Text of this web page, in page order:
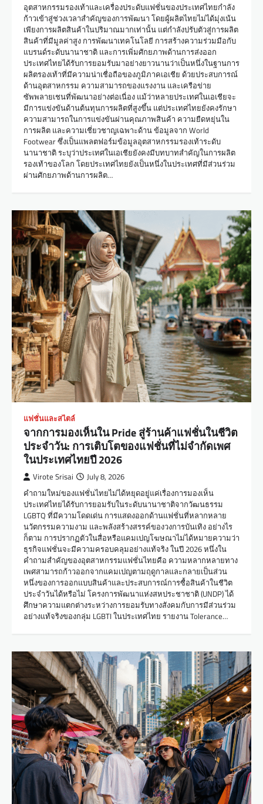
อุตสาหกรรมรองเท้าและเครื่องประดับแฟชั่นของประเทศไทยกำลัง
ก้าวเข้าสู่ช่วงเวลาสำคัญของการพัฒนา โดยผู้ผลิตไทยไม่ได้มุ่งเน้น
เพียงการผลิตสินค้าในปริมาณมากเท่านั้น แต่กำลังปรับตัวสู่การผลิต
สินค้าที่มีมูลค่าสูง การพัฒนาเทคโนโลยี การสร้างความร่วมมือกับ
แบรนด์ระดับนานาชาติ และการเพิ่มศักยภาพด้านการส่งออก
ประเทศไทยได้รับการยอมรับมาอย่างยาวนานว่าเป็นหนึ่งในฐานการ
ผลิตรองเท้าที่มีความน่าเชื่อถือของภูมิภาคเอเชีย ด้วยประสบการณ์
ด้านอุตสาหกรรม ความสามารถของแรงงาน และเครือข่าย
ซัพพลายเชนที่พัฒนาอย่างต่อเนื่อง แม้ว่าหลายประเทศในเอเชียจะ
มีการแข่งขันด้านต้นทุนการผลิตที่สูงขึ้น แต่ประเทศไทยยังคงรักษา
ความสามารถในการแข่งขันผ่านคุณภาพสินค้า ความยืดหยุ่นใน
การผลิต และความเชี่ยวชาญเฉพาะด้าน ข้อมูลจาก World
Footwear ซึ่งเป็นแพลตฟอร์มข้อมูลอุตสาหกรรมรองเท้าระดับ
นานาชาติ ระบุว่าประเทศในเอเชียยังคงมีบทบาทสำคัญในการผลิต
รองเท้าของโลก โดยประเทศไทยยังเป็นหนึ่งในประเทศที่มีส่วนร่วม
ผ่านศักยภาพด้านการผลิต…
แฟชั่นและสไตล์
จากการมองเห็นใน Pride สู่ร้านค้าแฟชั่นในชีวิต
ประจำวัน: การเติบโตของแฟชั่นที่ไม่จำกัดเพศ
ในประเทศไทยปี 2026
Virote Srisai July 8, 2026
คำถามใหม่ของแฟชั่นไทยไม่ได้หยุดอยู่แค่เรื่องการมองเห็น
ประเทศไทยได้รับการยอมรับในระดับนานาชาติจากวัฒนธรรม
LGBTQ ที่มีความโดดเด่น การแสดงออกด้านแฟชั่นที่หลากหลาย
นวัตกรรมความงาม และพลังสร้างสรรค์ของวงการบันเทิง อย่างไร
ก็ตาม การปรากฏตัวในสื่อหรือแคมเปญโฆษณาไม่ได้หมายความว่า
ธุรกิจแฟชั่นจะมีความครอบคลุมอย่างแท้จริง ในปี 2026 หนึ่งใน
คำถามสำคัญของอุตสาหกรรมแฟชั่นไทยคือ ความหลากหลายทาง
เพศสามารถก้าวออกจากแคมเปญตามฤดูกาลและกลายเป็นส่วน
หนึ่งของการออกแบบสินค้าและประสบการณ์การซื้อสินค้าในชีวิต
ประจำวันได้หรือไม่ โครงการพัฒนาแห่งสหประชาชาติ (UNDP) ได้
ศึกษาความแตกต่างระหว่างการยอมรับทางสังคมกับการมีส่วนร่วม
อย่างแท้จริงของกลุ่ม LGBTI ในประเทศไทย รายงาน Tolerance…